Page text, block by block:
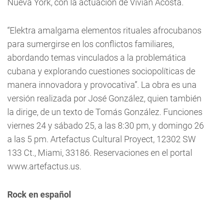
Nueva York, con la actuación de Vivian Acosta.
“Elektra amalgama elementos rituales afrocubanos
para sumergirse en los conflictos familiares,
abordando temas vinculados a la problemática
cubana y explorando cuestiones sociopolíticas de
manera innovadora y provocativa”. La obra es una
versión realizada por José González, quien también
la dirige, de un texto de Tomás González. Funciones
viernes 24 y sábado 25, a las 8:30 pm, y domingo 26
a las 5 pm. Artefactus Cultural Proyect, 12302 SW
133 Ct., Miami, 33186. Reservaciones en el portal
www.artefactus.us.
Rock en español